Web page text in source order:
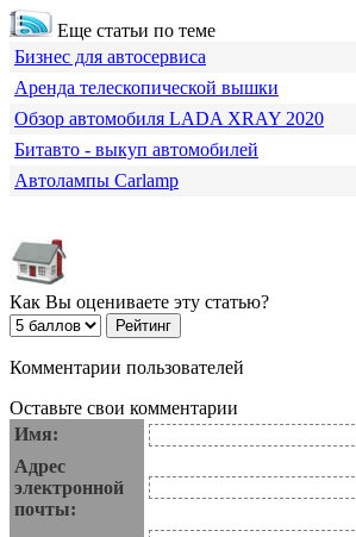
Еще статьи по теме
Бизнес для автосервиса
Аренда телескопической вышки
Обзор автомобиля LADA XRAY 2020
Битавто - выкуп автомобилей
Автолампы Carlamp
Как Вы оцениваете эту статью?
Комментарии пользователей
Оставьте свои комментарии
Имя:
Адрес
электронной
почты: